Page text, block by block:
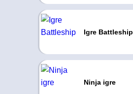
Igre Battleship
Ninja igre